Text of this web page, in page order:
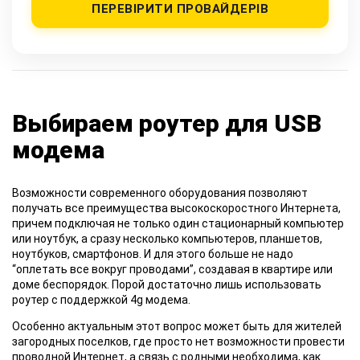
ПЕРЕВІРИТИ ПРОВАЙДЕРІВ
Выбираем роутер для USB
модема
Возможности современного оборудования позволяют
получать все преимущества высокоскоростного Интернета,
причем подключая не только один стационарный компьютер
или ноутбук, а сразу несколько компьютеров, планшетов,
ноутбуков, смартфонов. И для этого больше не надо
“оплетать все вокруг проводами”, создавая в квартире или
доме беспорядок. Порой достаточно лишь использовать
роутер с поддержкой 4g модема.
Особенно актуальным этот вопрос может быть для жителей
загородных поселков, где просто нет возможности провести
проводной Интернет, а связь с родными необходима, как